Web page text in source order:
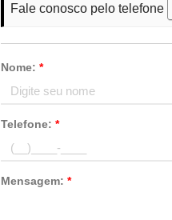
Fale conosco pelo telefone
Nome: *
Telefone: *
Mensagem: *